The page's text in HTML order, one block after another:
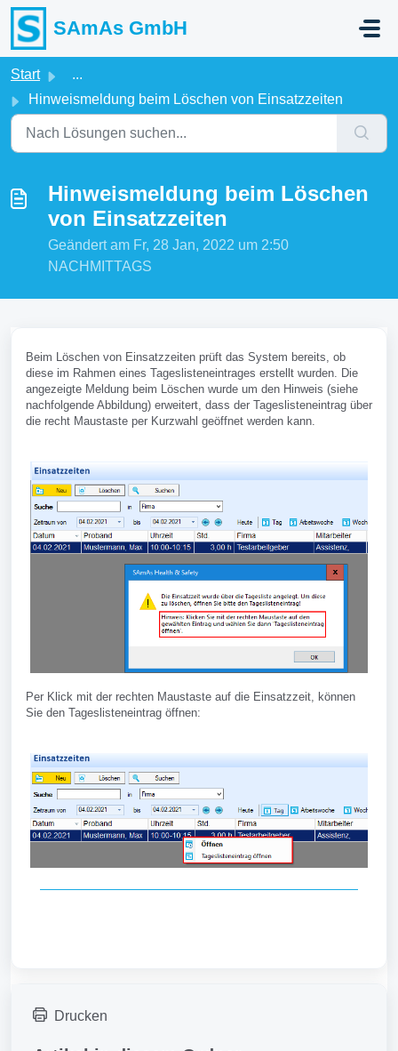
Zum hauptsächlichen Inhalt gehen
SAmAs GmbH
Start
...
Hinweismeldung beim Löschen von Einsatzzeiten
Hinweismeldung beim Löschen
von Einsatzzeiten
Geändert am Fr, 28 Jan, 2022 um 2:50
NACHMITTAGS
Beim Löschen von Einsatzzeiten prüft das System bereits, ob
diese im Rahmen eines Tageslisteneintrages erstellt wurden. Die
angezeigte Meldung beim Löschen wurde um den Hinweis (siehe
nachfolgende Abbildung) erweitert, dass der Tageslisteneintrag über
die recht Maustaste per Kurzwahl geöffnet werden kann.
Per Klick mit der rechten Maustaste auf die Einsatzzeit, können
Sie den Tageslisteneintrag öffnen:
Drucken